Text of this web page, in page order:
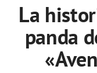
La
panda